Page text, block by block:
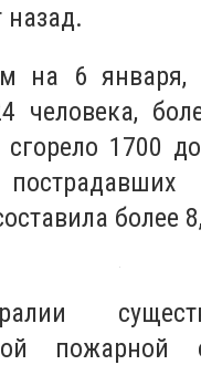
назад.
на 6 января,
человека,
сгорело 1700
более
пожарной